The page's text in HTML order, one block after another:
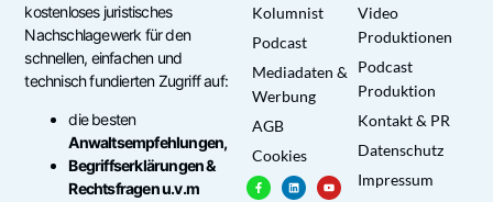
kostenloses juristisches
Nachschlagewerk für den
schnellen, einfachen und
technisch fundierten Zugriff auf:
die besten
Anwaltsempfehlungen,
Begriffserklärungen &
Rechtsfragen u.v.m
Kolumnist
Podcast
Mediadaten &
Werbung
AGB
Cookies
Video
Produktionen
Podcast
Produktion
Kontakt & PR
Datenschutz
Impressum